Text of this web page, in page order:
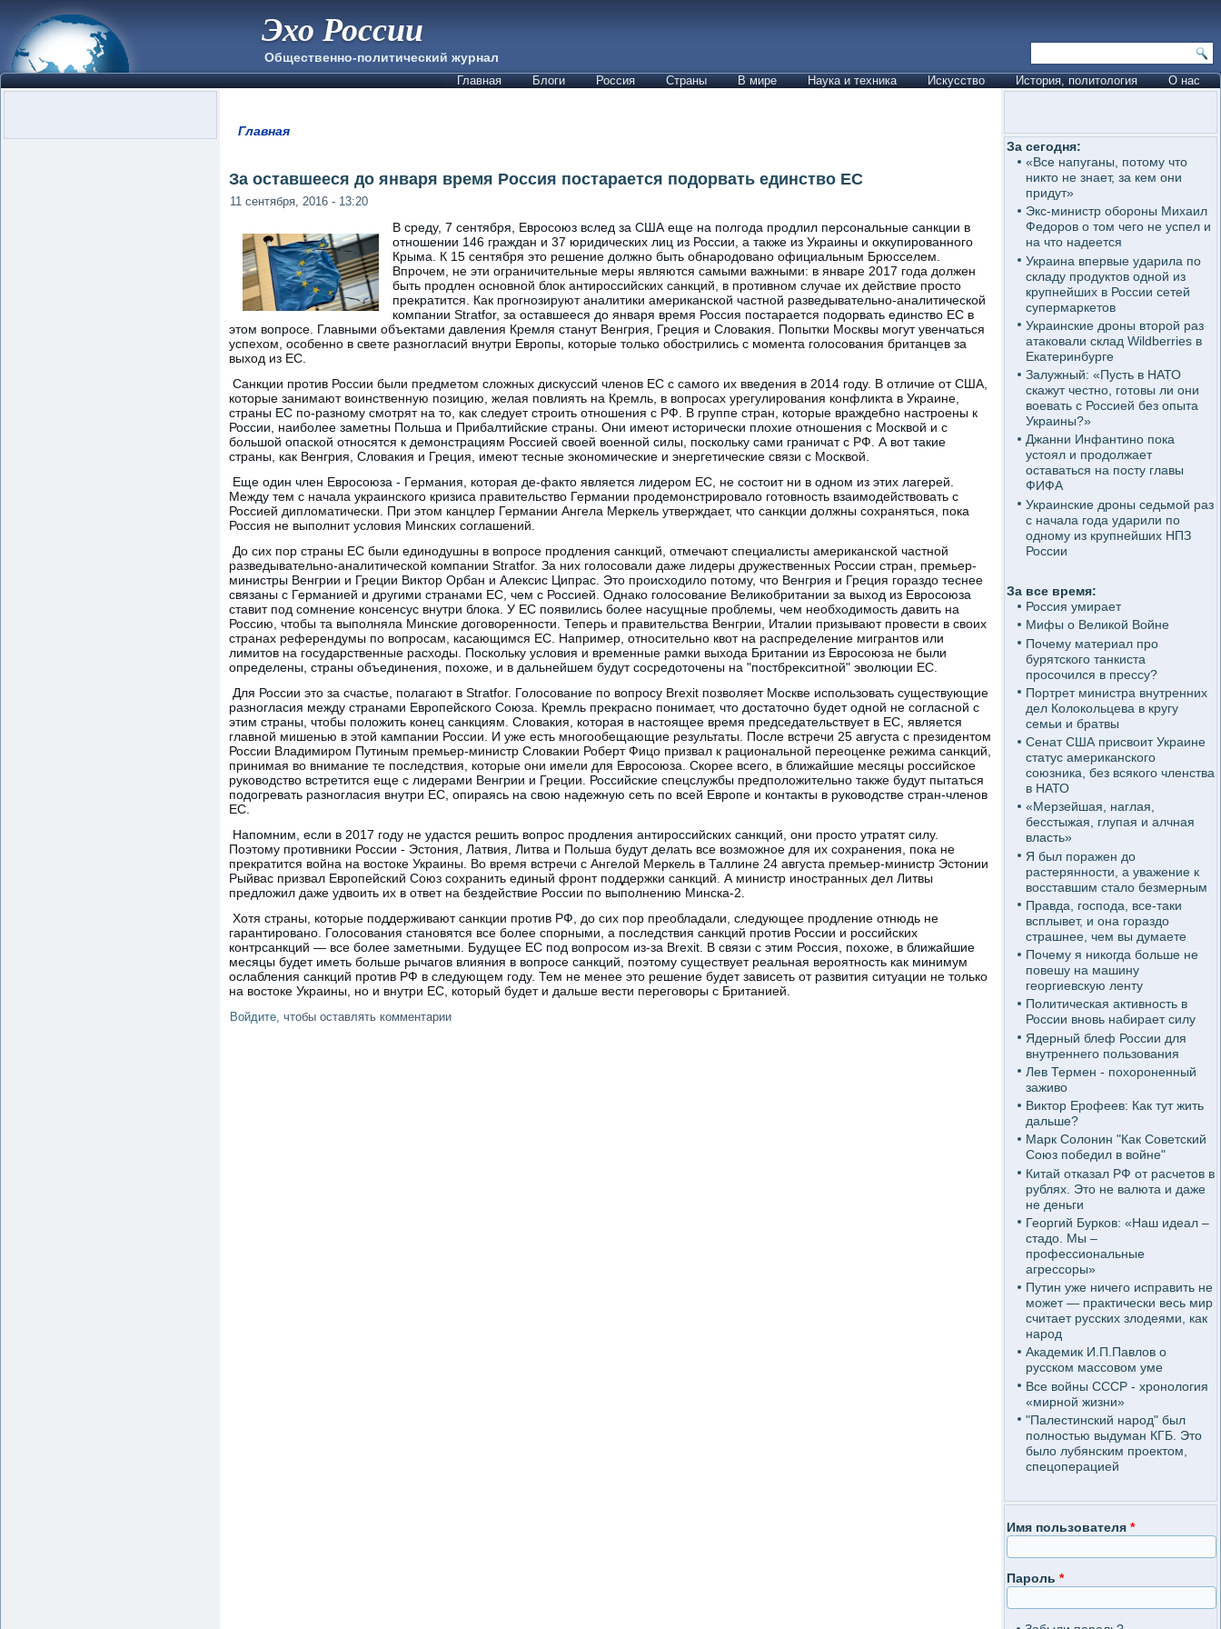
Эхо России
Общественно-политический журнал
Главная Блоги Россия Страны В мире Наука и техника Искусство История, политология О нас
Главная
За оставшееся до января время Россия постарается подорвать единство ЕС
11 сентября, 2016 - 13:20
В среду, 7 сентября, Евросоюз вслед за США еще на полгода продлил персональные санкции в
отношении 146 граждан и 37 юридических лиц из России, а также из Украины и оккупированного
Крыма. К 15 сентября это решение должно быть обнародовано официальным Брюсселем.
Впрочем, не эти ограничительные меры являются самыми важными: в январе 2017 года должен
быть продлен основной блок антироссийских санкций, в противном случае их действие просто
прекратится. Как прогнозируют аналитики американской частной разведывательно-аналитической
компании Stratfor, за оставшееся до января время Россия постарается подорвать единство ЕС в
этом вопросе. Главными объектами давления Кремля станут Венгрия, Греция и Словакия. Попытки Москвы могут увенчаться
успехом, особенно в свете разногласий внутри Европы, которые только обострились с момента голосования британцев за
выход из ЕС.
Санкции против России были предметом сложных дискуссий членов ЕС с самого их введения в 2014 году. В отличие от США,
которые занимают воинственную позицию, желая повлиять на Кремль, в вопросах урегулирования конфликта в Украине,
страны ЕС по-разному смотрят на то, как следует строить отношения с РФ. В группе стран, которые враждебно настроены к
России, наиболее заметны Польша и Прибалтийские страны. Они имеют исторически плохие отношения с Москвой и с
большой опаской относятся к демонстрациям Россией своей военной силы, поскольку сами граничат с РФ. А вот такие
страны, как Венгрия, Словакия и Греция, имеют тесные экономические и энергетические связи с Москвой.
Еще один член Евросоюза - Германия, которая де-факто является лидером ЕС, не состоит ни в одном из этих лагерей.
Между тем с начала украинского кризиса правительство Германии продемонстрировало готовность взаимодействовать с
Россией дипломатически. При этом канцлер Германии Ангела Меркель утверждает, что санкции должны сохраняться, пока
Россия не выполнит условия Минских соглашений.
До сих пор страны ЕС были единодушны в вопросе продления санкций, отмечают специалисты американской частной
разведывательно-аналитической компании Stratfor. За них голосовали даже лидеры дружественных России стран, премьер-
министры Венгрии и Греции Виктор Орбан и Алексис Ципрас. Это происходило потому, что Венгрия и Греция гораздо теснее
связаны с Германией и другими странами ЕС, чем с Россией. Однако голосование Великобритании за выход из Евросоюза
ставит под сомнение консенсус внутри блока. У ЕС появились более насущные проблемы, чем необходимость давить на
Россию, чтобы та выполняла Минские договоренности. Теперь и правительства Венгрии, Италии призывают провести в своих
странах референдумы по вопросам, касающимся ЕС. Например, относительно квот на распределение мигрантов или
лимитов на государственные расходы. Поскольку условия и временные рамки выхода Британии из Евросоюза не были
определены, страны объединения, похоже, и в дальнейшем будут сосредоточены на "постбрекситной" эволюции ЕС.
Для России это за счастье, полагают в Stratfor. Голосование по вопросу Brexit позволяет Москве использовать существующие
разногласия между странами Европейского Союза. Кремль прекрасно понимает, что достаточно будет одной не согласной с
этим страны, чтобы положить конец санкциям. Словакия, которая в настоящее время председательствует в ЕС, является
главной мишенью в этой кампании России. И уже есть многообещающие результаты. После встречи 25 августа с президентом
России Владимиром Путиным премьер-министр Словакии Роберт Фицо призвал к рациональной переоценке режима санкций,
принимая во внимание те последствия, которые они имели для Евросоюза. Скорее всего, в ближайшие месяцы российское
руководство встретится еще с лидерами Венгрии и Греции. Российские спецслужбы предположительно также будут пытаться
подогревать разногласия внутри ЕС, опираясь на свою надежную сеть по всей Европе и контакты в руководстве стран-членов
ЕС.
Напомним, если в 2017 году не удастся решить вопрос продления антироссийских санкций, они просто утратят силу.
Поэтому противники России - Эстония, Латвия, Литва и Польша будут делать все возможное для их сохранения, пока не
прекратится война на востоке Украины. Во время встречи с Ангелой Меркель в Таллине 24 августа премьер-министр Эстонии
Рыйвас призвал Европейский Союз сохранить единый фронт поддержки санкций. А министр иностранных дел Литвы
предложил даже удвоить их в ответ на бездействие России по выполнению Минска-2.
Хотя страны, которые поддерживают санкции против РФ, до сих пор преобладали, следующее продление отнюдь не
гарантировано. Голосования становятся все более спорными, а последствия санкций против России и российских
контрсанкций — все более заметными. Будущее ЕС под вопросом из-за Brexit. В связи с этим Россия, похоже, в ближайшие
месяцы будет иметь больше рычагов влияния в вопросе санкций, поэтому существует реальная вероятность как минимум
ослабления санкций против РФ в следующем году. Тем не менее это решение будет зависеть от развития ситуации не только
на востоке Украины, но и внутри ЕС, который будет и дальше вести переговоры с Британией.
Войдите , чтобы оставлять комментарии
За сегодня:
«Все напуганы, потому что
никто не знает, за кем они
придут»
Экс-министр обороны Михаил
Федоров о том чего не успел и
на что надеется
Украина впервые ударила по
складу продуктов одной из
крупнейших в России сетей
супермаркетов
Украинские дроны второй раз
атаковали склад Wildberries в
Екатеринбурге
Залужный: «Пусть в НАТО
скажут честно, готовы ли они
воевать с Россией без опыта
Украины?»
Джанни Инфантино пока
устоял и продолжает
оставаться на посту главы
ФИФА
Украинские дроны седьмой раз
с начала года ударили по
одному из крупнейших НПЗ
России
За все время:
Россия умирает
Мифы о Великой Войне
Почему материал про
бурятского танкиста
просочился в прессу?
Портрет министра внутренних
дел Колокольцева в кругу
семьи и братвы
Сенат США присвоит Украине
статус американского
союзника, без всякого членства
в НАТО
«Мерзейшая, наглая,
бесстыжая, глупая и алчная
власть»
Я был поражен до
растерянности, а уважение к
восставшим стало безмерным
Правда, господа, все-таки
всплывет, и она гораздо
страшнее, чем вы думаете
Почему я никогда больше не
повешу на машину
георгиевскую ленту
Политическая активность в
России вновь набирает силу
Ядерный блеф России для
внутреннего пользования
Лев Термен - похороненный
заживо
Виктор Ерофеев: Как тут жить
дальше?
Марк Солонин "Как Советский
Союз победил в войне"
Китай отказал РФ от расчетов в
рублях. Это не валюта и даже
не деньги
Георгий Бурков: «Наш идеал –
стадо. Мы –
профессиональные
агрессоры»
Путин уже ничего исправить не
может — практически весь мир
считает русских злодеями, как
народ
Академик И.П.Павлов о
русском массовом уме
Все войны СССР - хронология
«мирной жизни»
"Палестинский народ" был
полностью выдуман КГБ. Это
было лубянским проектом,
спецоперацией
Имя пользователя *
Пароль *